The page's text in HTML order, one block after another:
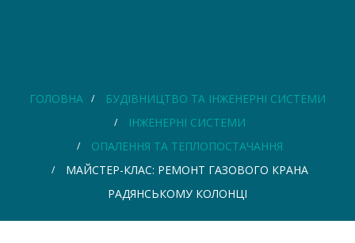
ГОЛОВНА
БУДІВНИЦТВО ТА ІНЖЕНЕРНІ СИСТЕМИ
ІНЖЕНЕРНІ СИСТЕМИ
ОПАЛЕННЯ ТА ТЕПЛОПОСТАЧАННЯ
МАЙСТЕР-КЛАС: РЕМОНТ ГАЗОВОГО КРАНА
РАДЯНСЬКОМУ КОЛОНЦІ